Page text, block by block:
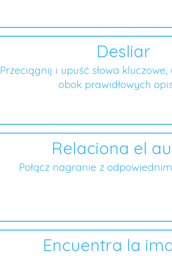
Desliar
Przeciągnij i upuść słowa
obok prawidłowych
Relaciona el
Połącz nagranie z
Encuentra la